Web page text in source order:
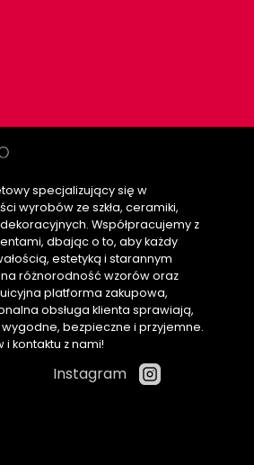
specjalizujący się w
wyrobów ze szkła, ceramiki,
Współpracujemy z
dbając o to, aby każdy
estetyką i starannym
różnorodność wzorów oraz
platforma zakupowa,
obsługa klienta sprawiają,
wygodne, bezpieczne i przyjemne.
kontaktu z nami!
Instagram